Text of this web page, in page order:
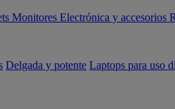
Monitores Electrónica y accesorios
Delgada y potente Laptops para uso